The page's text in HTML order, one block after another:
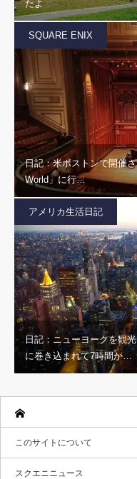
たよ
SQUARE ENIX
日記：米ボストンで開催
World」に行…
アメリカ生活日記
日記：ニューヨークを観
に巻き込まれて7時間か…
このサイトについて
スクエニニュース